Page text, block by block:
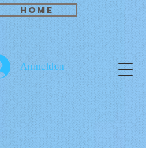
Home
Anmelden